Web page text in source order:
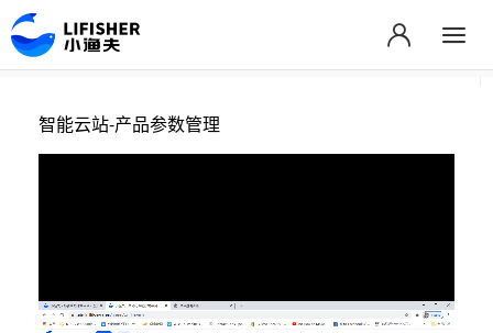
智能云站-产品参数管理